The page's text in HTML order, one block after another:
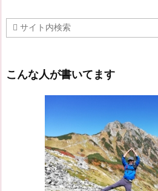
こんな人が書いてます